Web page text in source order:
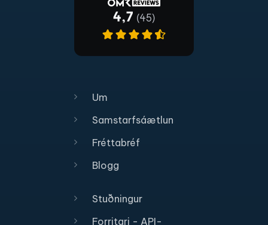
Um
Samstarfsáætlun
Fréttabréf
Blogg
Stuðningur
Forritari - API-